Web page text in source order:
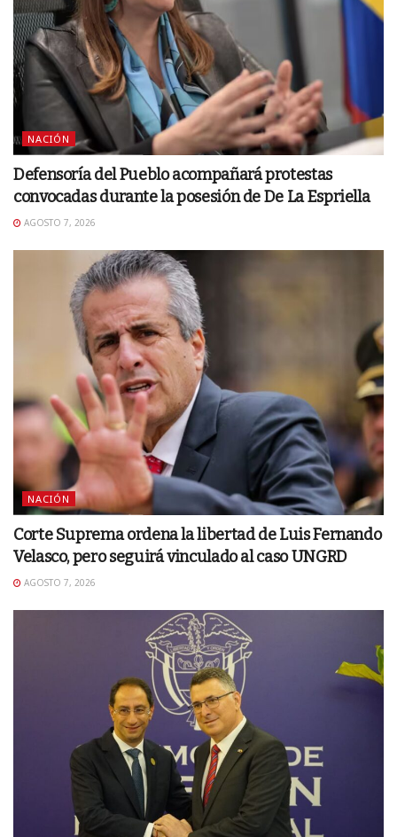
NACIÓN
Defensoría del Pueblo acompañará protestas
convocadas durante la posesión de De La Espriella
AGOSTO 7, 2026
NACIÓN
Corte Suprema ordena la libertad de Luis Fernando
Velasco, pero seguirá vinculado al caso UNGRD
AGOSTO 7, 2026